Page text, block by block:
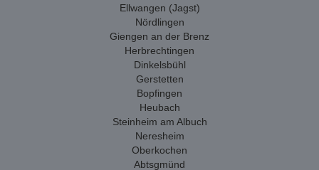
Ellwangen (Jagst)
Nördlingen
Giengen an der Brenz
Herbrechtingen
Dinkelsbühl
Gerstetten
Bopfingen
Heubach
Steinheim am Albuch
Neresheim
Oberkochen
Abtsgmünd